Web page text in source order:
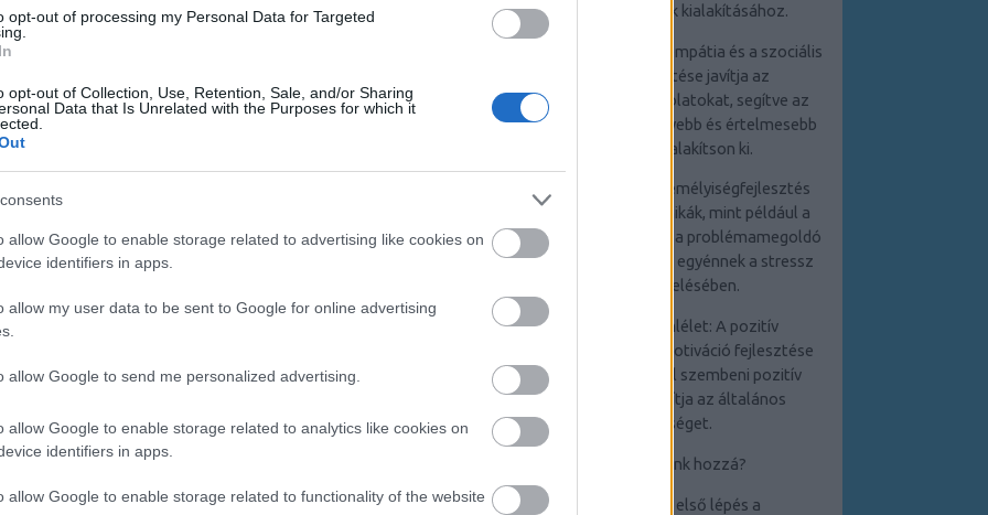
opt-out of processing my Personal Data for Targeted
opt-out of Collection, Use, Retention, Sale, and/or Sharing
Data that Is Unrelated with the Purposes for which it
allow Google to enable storage related to advertising like cookies on
identifiers in apps.
allow my user data to be sent to Google for online advertising
allow Google to send me personalized advertising.
allow Google to enable storage related to analytics like cookies on
identifiers in apps.
allow Google to enable storage related to functionality of the website
kilométerek számát. A biztosításának alapja
hazudjon a kérelemben, mert a biztosítótársaság
Találjon módot arra, hogy évente kevesebb
vezessen.
megtudott információkat, hogy biztosítva legyen a
ami az úton történhet. Ezek nagyon hasznosak
vagy évente megújítsa az autóbiztosítási
kötvényét.
szakmai kapcsolatok kialakításához.
3. Jobb kapcsolatok: Az empátia és a szociális
készségek fejlesztése javítja az
interperszonális kapcsolatokat, segítve az
egyént abban, hogy mélyebb és értelmesebb
kapcsolatokat alakítson ki.
4. Stresszkezelés: A személyiségfejlesztés
során elsajátított technikák, mint például a
relaxációs módszerek és a problémamegoldó
készségek, segítenek az egyénnek a stressz
hatékony kezelésében.
5. Pozitív életszemlélet: A pozitív
gondolkodás és az önmotiváció fejlesztése
elősegíti a kihívásokkal szembeni pozitív
hozzáállást, ami javítja az általános
életminőséget.
Hogyan kezdjünk hozzá?
1. Önismeret: Az első lépés a